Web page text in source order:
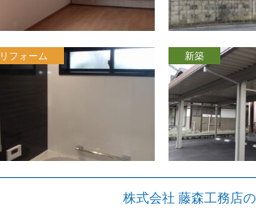
リフォーム 新築
株式会社 藤森工務店